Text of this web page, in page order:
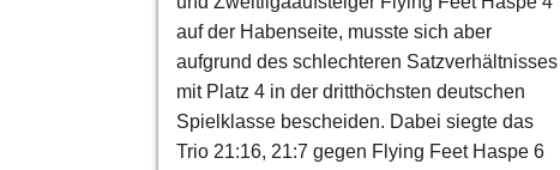
auf der Habenseite, musste sich aber
aufgrund des schlechteren Satzverhältnisses
mit Platz 4 in der dritthöchsten deutschen
Spielklasse bescheiden. Dabei siegte das
Trio 21:16, 21:7 gegen Flying Feet Haspe 6